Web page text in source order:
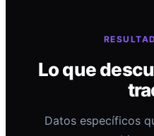
Lo que
Datos específicos